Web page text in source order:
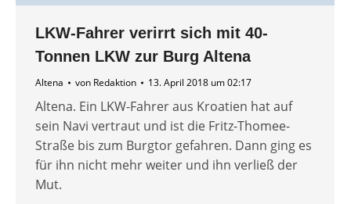
LKW-Fahrer verirrt sich mit 40-
Tonnen LKW zur Burg Altena
Altena von Redaktion 13. April 2018 um 02:17
Altena. Ein LKW-Fahrer aus Kroatien hat auf
sein Navi vertraut und ist die Fritz-Thomee-
Straße bis zum Burgtor gefahren. Dann ging es
für ihn nicht mehr weiter und ihn verließ der
Mut.